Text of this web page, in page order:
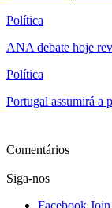
Política
ANA debate hoje
Política
Portugal assumirá a
Comentários
Siga-nos
Facebook